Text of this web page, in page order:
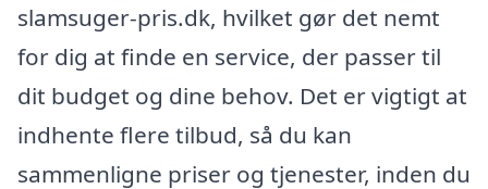
slamsuger-pris.dk, hvilket gør det nemt
for dig at finde en service, der passer til
dit budget og dine behov. Det er vigtigt at
indhente flere tilbud, så du kan
sammenligne priser og tjenester, inden du